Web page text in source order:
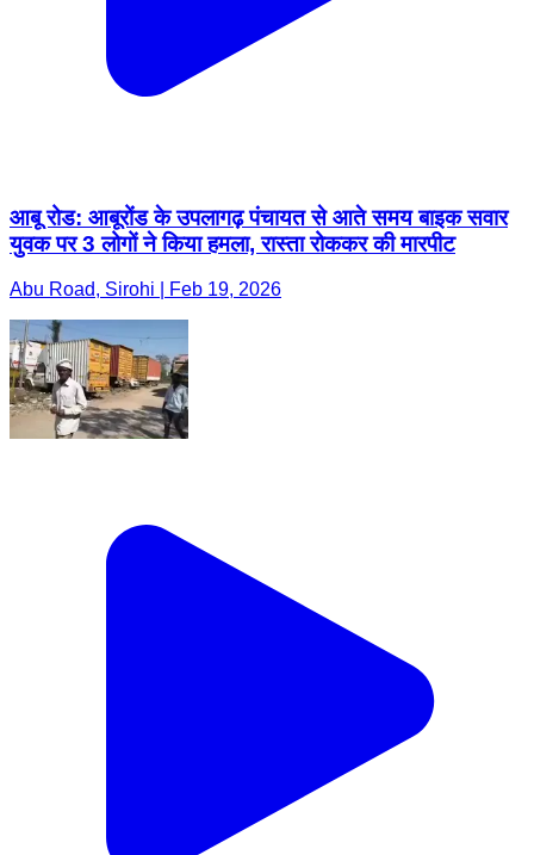
आबू रोड: आबूरोंड के उपलागढ़ पंचायत से आते समय बाइक सवार
युवक पर 3 लोगों ने किया हमला, रास्ता रोककर की मारपीट
Abu Road, Sirohi | Feb 19, 2026